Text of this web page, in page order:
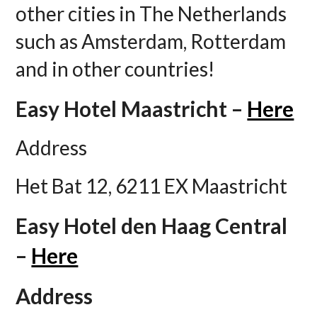
other cities in The Netherlands
such as Amsterdam, Rotterdam
and in other countries!
Easy Hotel Maastricht – Here
Address
Het Bat 12, 6211 EX Maastricht
Easy Hotel den Haag Central
– Here
Address